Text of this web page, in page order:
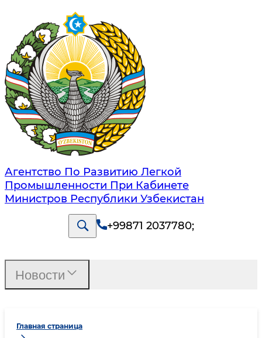
Агентство По Развитию Легкой
Промышленности При Кабинете
Министров Республики Узбекистан
+99871 2037780;
Главная страница
Новости